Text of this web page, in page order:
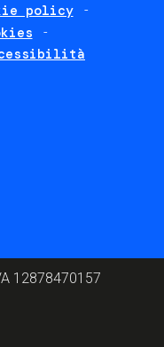
policy
12878470157